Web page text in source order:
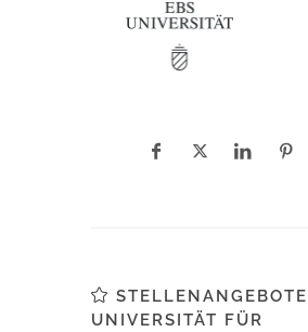
UNIVERSITÄT FÜR